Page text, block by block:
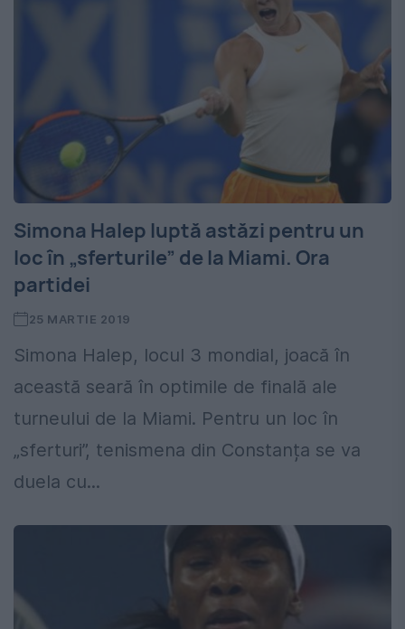
Simona Halep luptă astăzi pentru un
loc în „sferturile” de la Miami. Ora
partidei
25 MARTIE 2019
Simona Halep, locul 3 mondial, joacă în
această seară în optimile de finală ale
turneului de la Miami. Pentru un loc în
„sferturi”, tenismena din Constanța se va
duela cu...